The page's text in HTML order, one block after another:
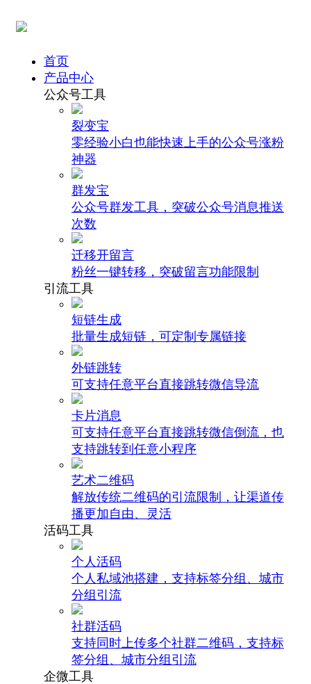
首页
产品中心
公众号工具
裂变宝
零经验小白也能快速上手的公众号涨粉
神器
群发宝
公众号群发工具，突破公众号消息推送
次数
迁移开留言
粉丝一键转移，突破留言功能限制
引流工具
短链生成
批量生成短链，可定制专属链接
外链跳转
可支持任意平台直接跳转微信导流
卡片消息
可支持任意平台直接跳转微信倒流，也
支持跳转到任意小程序
艺术二维码
解放传统二维码的引流限制，让渠道传
播更加自由、灵活
活码工具
个人活码
个人私域池搭建，支持标签分组、城市
分组引流
社群活码
支持同时上传多个社群二维码，支持标
签分组、城市分组引流
企微工具